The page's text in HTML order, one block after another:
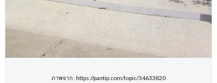
ภาพจาก : https://pantip.com/topic/34633820